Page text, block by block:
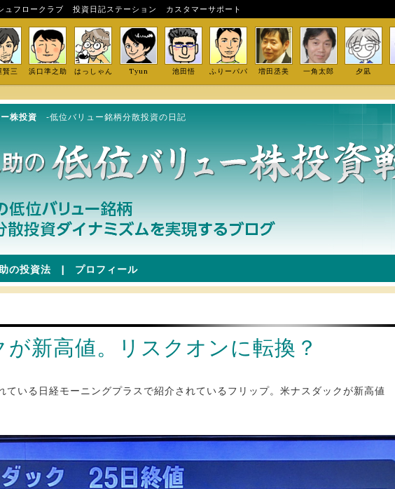
ュフロークラブ 投資日記ステーション カスタマーサポート
賢三 浜口準之助 はっしゃん Tyun 池田悟 ふりーパパ 増田丞美 一角太郎 夕凪
株投資 -低位バリュー銘柄分散投資の日記
の投資法 | プロフィール
新高値。リスクオンに転換？
ている日経モーニングプラスで紹介されているフリップ。米ナスダックが新高値